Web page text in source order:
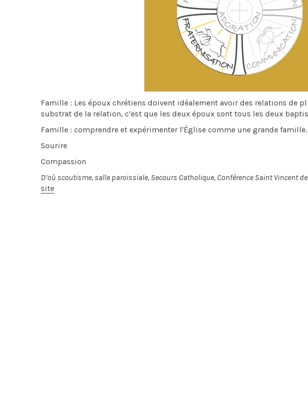
Famille : Les époux chrétiens doivent idéalement avoir des relations de
substrat de la relation, c’est que les deux époux sont tous les deux
Famille : comprendre et expérimenter l'Église comme une grande famille.
Sourire
Compassion
D’où scoutisme, salle paroissiale, Secours Catholique, Conférence Saint Vincent
site